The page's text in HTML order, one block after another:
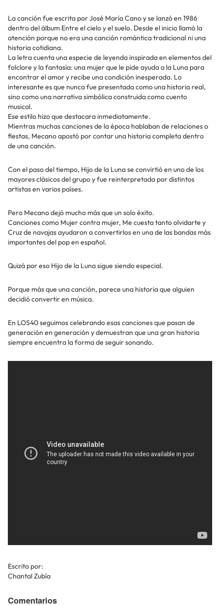
La canción fue escrita por José María Cano y se lanzó en 1986
dentro del álbum Entre el cielo y el suelo. Desde el inicio llamó la
atención porque no era una canción romántica tradicional ni una
historia cotidiana.
La letra cuenta una especie de leyenda inspirada en elementos del
folclore y la fantasía: una mujer que le pide ayuda a la Luna para
encontrar el amor y recibe una condición inesperada. Lo
interesante es que nunca fue presentada como una historia real,
sino como una narrativa simbólica construida como cuento
musical.
Ese estilo hizo que destacara inmediatamente.
Mientras muchas canciones de la época hablaban de relaciones o
fiestas, Mecano apostó por contar una historia completa dentro
de una canción.
Con el paso del tiempo, Hijo de la Luna se convirtió en uno de los
mayores clásicos del grupo y fue reinterpretada por distintos
artistas en varios países.
Pero Mecano dejó mucho más que un solo éxito.
Canciones como Mujer contra mujer, Me cuesta tanto olvidarte y
Cruz de navajas ayudaron a convertirlos en una de las bandas más
importantes del pop en español.
Quizá por eso Hijo de la Luna sigue siendo especial.
Porque más que una canción, parece una historia que alguien
decidió convertir en música.
En LOS40 seguimos celebrando esas canciones que pasan de
generación en generación y demuestran que una gran historia
siempre encuentra la forma de seguir sonando.
Escrito por:
Chantal Zubía
Comentarios